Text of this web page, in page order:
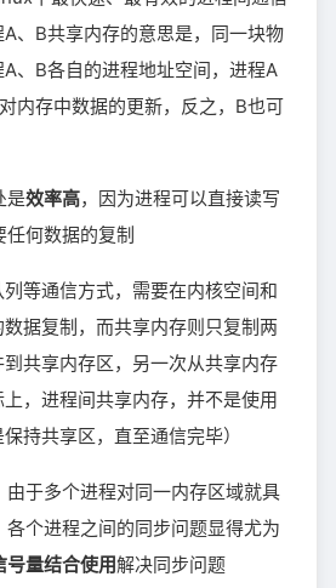
、B共享内存的意思是，同一块物
、B各自的进程地址空间，进程A
内存中数据的更新，反之，B也可
是效率高，因为进程可以直接读写
任何数据的复制
列等通信方式，需要在内核空间和
据复制，而共享内存则只复制两
共享内存区，另一次从共享内存
，进程间共享内存，并不是使用
持共享区，直至通信完毕）
由于多个进程对同一内存区域就具
各个进程之间的同步问题显得尤为
号量结合使用解决同步问题